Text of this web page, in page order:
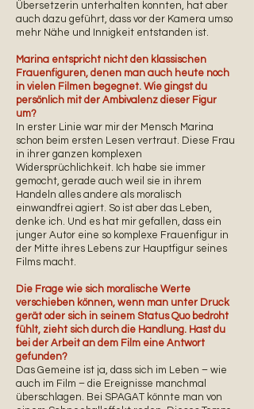
Übersetzerin unterhalten konnten, hat aber
auch dazu geführt, dass vor der Kamera umso
mehr Nähe und Innigkeit entstanden ist.
Marina entspricht nicht den klassischen
Frauenfiguren, denen man auch heute noch
in vielen Filmen begegnet. Wie gingst du
persönlich mit der Ambivalenz dieser Figur
um?
In erster Linie war mir der Mensch Marina
schon beim ersten Lesen vertraut. Diese Frau
in ihrer ganzen komplexen
Widersprüchlichkeit. Ich habe sie immer
gemocht, gerade auch weil sie in ihrem
Handeln alles andere als moralisch
einwandfrei agiert. So ist aber das Leben,
denke ich. Und es hat mir gefallen, dass ein
junger Autor eine so komplexe Frauenfigur in
der Mitte ihres Lebens zur Hauptfigur seines
Films macht.
Die Frage wie sich moralische Werte
verschieben können, wenn man unter Druck
gerät oder sich in seinem Status Quo bedroht
fühlt, zieht sich durch die Handlung. Hast du
bei der Arbeit an dem Film eine Antwort
gefunden?
Das Gemeine ist ja, dass sich im Leben – wie
auch im Film – die Ereignisse manchmal
überschlagen. Bei SPAGAT könnte man von